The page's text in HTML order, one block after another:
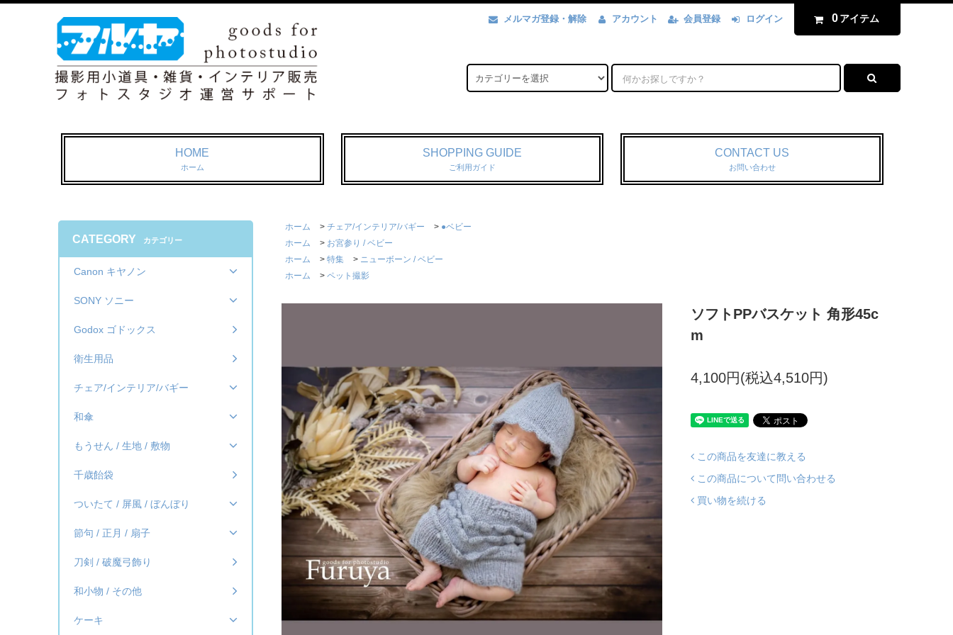
メルマガ登録・解除 アカウント 会員登録 ログイン 0 アイテム
HOME
ホーム
SHOPPING GUIDE
ご利用ガイド
CONTACT US
お問い合わせ
ホーム > チェア/インテリア/バギー > ●ベビー
ホーム
> お宮参り / ベビー
ホーム
> 特集 > ニューボーン / ベビー
ホーム
> ペット撮影
ソフトPPバスケット 角形45c
m
4,100円(税込4,510円)
この商品を友達に教える
この商品について問い合わせる
買い物を続ける
CATEGORY カテゴリー
Canon キヤノン
SONY ソニー
Godox ゴドックス
衛生用品
チェア/インテリア/バギー
和傘
もうせん / 生地 / 敷物
千歳飴袋
ついたて / 屏風 / ぼんぼり
節句 / 正月 / 扇子
刀剣 / 破魔弓飾り
和小物 / その他
ケーキ